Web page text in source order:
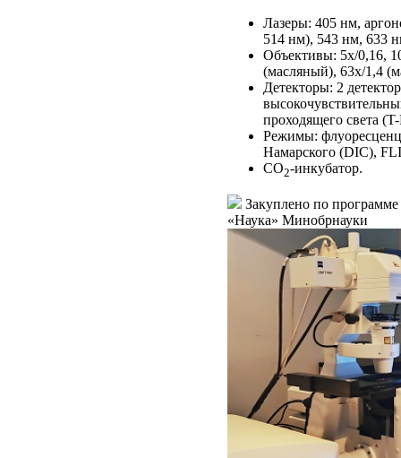
Лазеры: 405 нм,
514 нм), 543 нм, 633
Объективы: 5x/0,16,
(масляный), 63х/1,4
Детекторы: 2
проходящего света
Режимы:
Намарского (DIC),
CO2-инкубатор.
Закуплено по
«Наука» Минобрнауки